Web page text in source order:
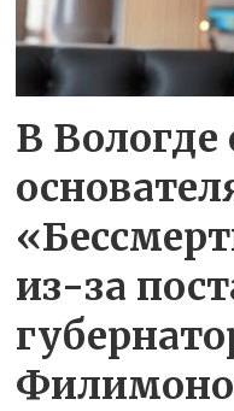
В Вологде
из-за